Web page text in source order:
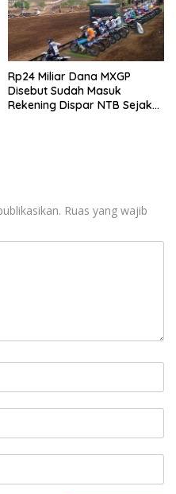
Rp24 Miliar Dana MXGP
Disebut Sudah Masuk
Rekening Dispar NTB Sejak
Ruas yang wajib